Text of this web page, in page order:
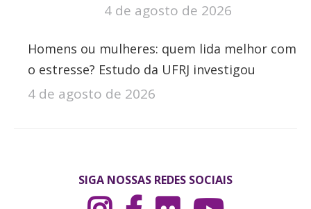
4 de agosto de 2026
Homens ou mulheres: quem lida melhor com
o estresse? Estudo da UFRJ investigou
4 de agosto de 2026
SIGA NOSSAS REDES SOCIAIS